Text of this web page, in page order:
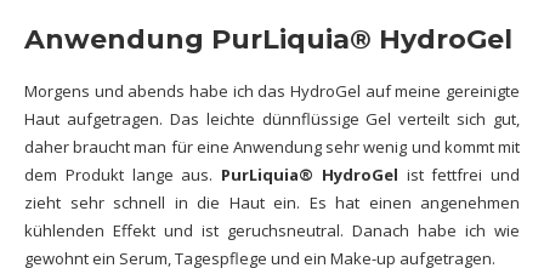
Anwendung PurLiquia® HydroGel
Morgens und abends habe ich das HydroGel auf meine gereinigte
Haut aufgetragen. Das leichte dünnflüssige Gel verteilt sich gut,
daher braucht man für eine Anwendung sehr wenig und kommt mit
dem Produkt lange aus. PurLiquia® HydroGel ist fettfrei und
zieht sehr schnell in die Haut ein. Es hat einen angenehmen
kühlenden Effekt und ist geruchsneutral. Danach habe ich wie
gewohnt ein Serum, Tagespflege und ein Make-up aufgetragen.